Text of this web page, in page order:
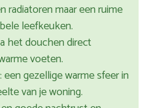
radiatoren maar een ruime
leefkeuken.
het douchen direct
voeten.
gezellige warme sfeer in
van je woning.